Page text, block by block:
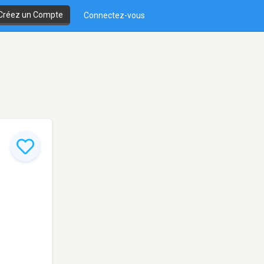
un Compte Connectez-vous